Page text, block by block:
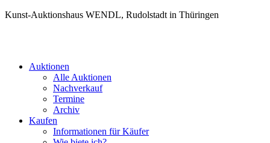
Kunst-Auktionshaus WENDL, Rudolstadt in Thüringen
Auktionen
Alle Auktionen
Nachverkauf
Termine
Archiv
Kaufen
Informationen für Käufer